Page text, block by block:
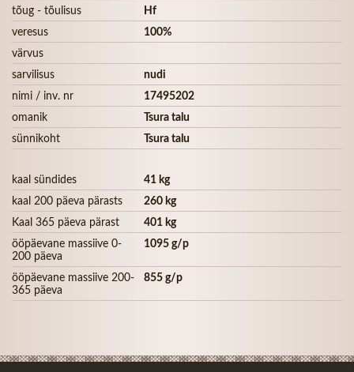
tõug - tõulisus
Hf
veresus
100%
värvus
sarvilisus
nudi
nimi / inv. nr
17495202
omanik
Tsura talu
sünnikoht
Tsura talu
kaal sündides
41 kg
kaal 200 päeva pärasts
260 kg
Kaal 365 päeva pärast
401 kg
ööpäevane massiive 0-
200 päeva
1095 g/p
ööpäevane massiive 200-
365 päeva
855 g/p